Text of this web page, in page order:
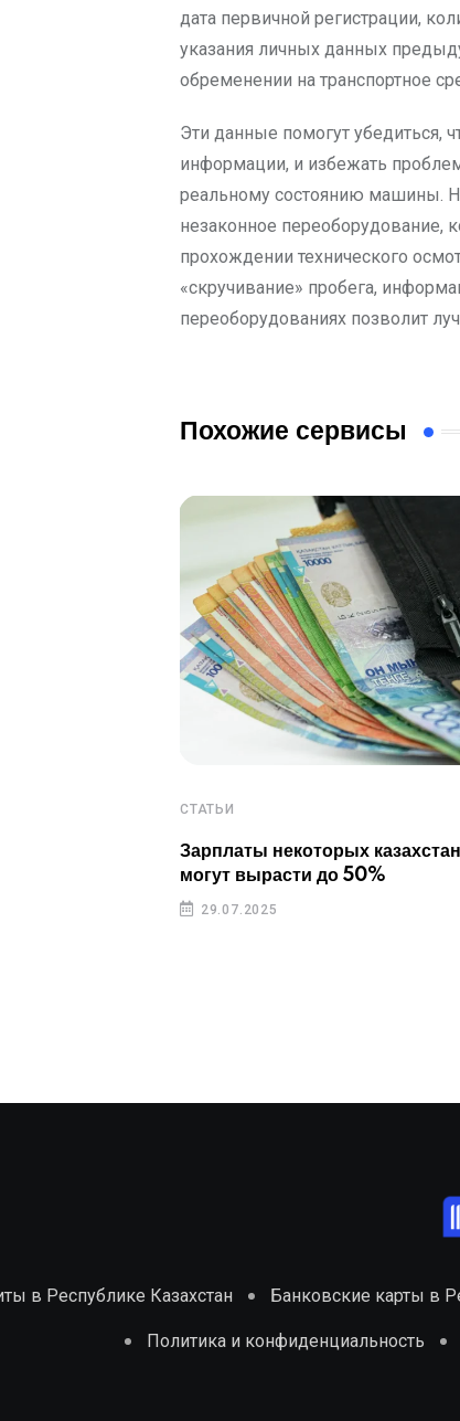
дата первичной регистрации,
указания личных данных
обременении на транспортное
Эти данные помогут убедиться,
информации, и избежать
реальному состоянию машины.
незаконное
прохождении технического
«скручивание» пробега,
переоборудованиях позволит
Похожие сервисы
СТАТЬИ
Зарплаты некоторых
могут вырасти до 50%
29.07.2025
в Республике Казахстан Банковские карты в
Политика и конфиденциальность